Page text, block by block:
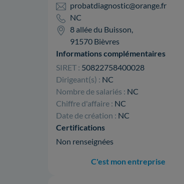
probatdiagnostic@orange.fr
NC
8 allée du Buisson,
91570 Bièvres
Informations complémentaires
SIRET : 50822758400028
Dirigeant(s) : NC
Nombre de salariés : NC
Chiffre d'affaire : NC
Date de création : NC
Certifications
Non renseignées
C'est mon entreprise